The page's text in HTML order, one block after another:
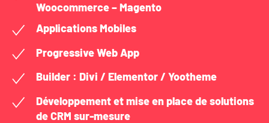
Woocommerce – Magento
Applications Mobiles
Progressive Web App
Builder : Divi / Elementor / Yootheme
Développement et mise en place de solutions
de CRM sur-mesure